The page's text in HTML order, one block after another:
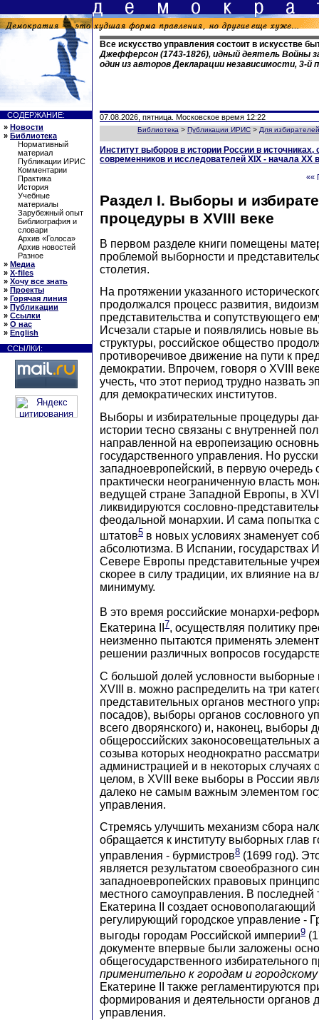
Все искусство управления состоит в искусстве
Джефферсон (1743-1826), идный деятель Войны
один из авторов Декларации независимости, 3-
СОДЕРЖАНИЕ:
» Новости
» Библиотека
Нормативный
материал
Публикации ИРИС
Комментарии
Практика
История
Учебные
материалы
Зарубежный опыт
Библиография и
словари
Архив «Голоса»
Архив новостей
Разное
» Медиа
» X-files
» Хочу все знать
» Проекты
» Горячая линия
» Публикации
» Ссылки
» О нас
» English
ССЫЛКИ:
07.08.2026, пятница. Московское время 12:22
Библиотека > Публикации ИРИС > Для избирателей
Институт выборов в истории России в источниках,
современников и исследователей XIX - начала XX
««
Раздел I. Выборы и
процедуры в XVIII веке
В первом разделе книги помещены
проблемой выборности и
столетия.
На протяжении указанного
продолжался процесс развития,
представительства и сопутствующего
Исчезали старые и появлялись новые
структуры, российское общество
противоречивое движение на пути к
демократии. Впрочем, говоря о XVIII
учесть, что этот период трудно назвать
для демократических институтов.
Выборы и избирательные процедуры
истории тесно связаны с внутренней
направленной на европеизацию
государственного управления. Но
западноевропейский, в первую очередь
практически неограниченную власть
ведущей стране Западной Европы, в
ликвидируются сословно-
феодальной монархии. И сама попытка
штатов5 в новых условиях знаменует
абсолютизма. В Испании, государствах
Севере Европы представительные
скорее в силу традиции, их влияние на
минимуму.
В это время российские монархи-
Екатерина II 7, осуществляя политику
неизменно пытаются применять
решении различных вопросов
С большой долей условности выборные
XVIII в. можно распределить на три
представительных органов местного
посадов), выборы органов сословного
всего дворянского) и, наконец, выборы
общероссийских законосовещательных
созыва которых неоднократно
администрацией и в некоторых случаях
целом, в XVIII веке выборы в России
далеко не самым важным элементом
управления.
Стремясь улучшить механизм сбора
обращается к институту выборных глав
управления - бурмистров8 (1699 год).
является результатом своеобразного
западноевропейских правовых
местного самоуправления. В последней
Екатерина II создает основополагающий
регулирующий городское управление -
выгоды городам Российской империи9
документе впервые были заложены
общегосударственного избирательного
применительно к городам и
Екатерине II также регламентируются
формирования и деятельности органов
управления.